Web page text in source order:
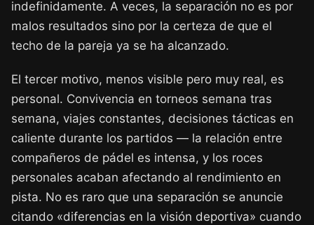
indefinidamente. A veces, la separación no es por
malos resultados sino por la certeza de que el
techo de la pareja ya se ha alcanzado.
El tercer motivo, menos visible pero muy real, es
personal. Convivencia en torneos semana tras
semana, viajes constantes, decisiones tácticas en
caliente durante los partidos — la relación entre
compañeros de pádel es intensa, y los roces
personales acaban afectando al rendimiento en
pista. No es raro que una separación se anuncie
citando «diferencias en la visión deportiva» cuando